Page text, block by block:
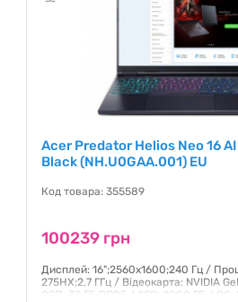
Acer Predator Helios Neo 16
Black (NH.U0GAA.001) EU
Код товара: 355589
100239 грн
Дисплей: 16";2560x1600;240 Гц /
275HX;2,7 ГГц / Відеокарта: NVIDIA
ОЗП: 32 ГБ;DDR5 / SSD: 2000 ГБ / ОС: